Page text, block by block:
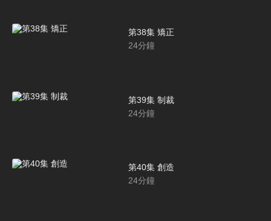
第38集 矯正
24分鐘
第39集 制裁
24分鐘
第40集 創造
24分鐘